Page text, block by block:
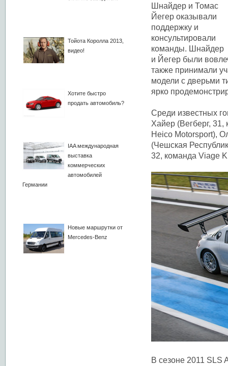
Тойота Королла 2013,
видео!
Хотите быстро
продать автомобиль?
IAA международная
выставка
коммерческих
автомобилей
Германии
Новые маршрутки от
Mercedes-Benz
Шнайдер и Томас
Йегер оказывали
поддержку и
консультировали
команды. Шнайдер
и Йегер были
также принимали
модели с дверьми
ярко
Среди известных
Хайер (Вегберг,
Heico Motorsport),
(Чешская
32, команда Viage
В сезоне 2011 SLS